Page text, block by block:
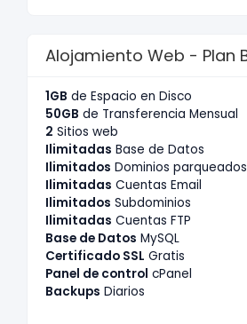
Alojamiento Web - Plan
1GB de Espacio en Disco
50GB de Transferencia Mensual
2 Sitios web
Ilimitadas Base de Datos
Ilimitados Dominios parqueados
Ilimitadas Cuentas Email
Ilimitados Subdominios
Ilimitadas Cuentas FTP
Base de Datos MySQL
Certificado SSL Gratis
Panel de control cPanel
Backups Diarios